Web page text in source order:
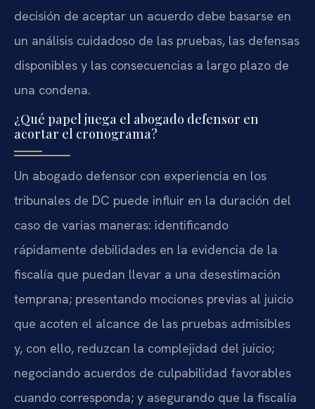
decisión de aceptar un acuerdo debe basarse en
un análisis cuidadoso de las pruebas, las defensas
disponibles y las consecuencias a largo plazo de
una condena.
¿Qué papel juega el abogado defensor en
acortar el cronograma?
Un abogado defensor con experiencia en los
tribunales de DC puede influir en la duración del
caso de varias maneras: identificando
rápidamente debilidades en la evidencia de la
fiscalía que puedan llevar a una desestimación
temprana; presentando mociones previas al juicio
que acoten el alcance de las pruebas admisibles
y, con ello, reduzcan la complejidad del juicio;
negociando acuerdos de culpabilidad favorables
cuando corresponda; y asegurando que la fiscalía